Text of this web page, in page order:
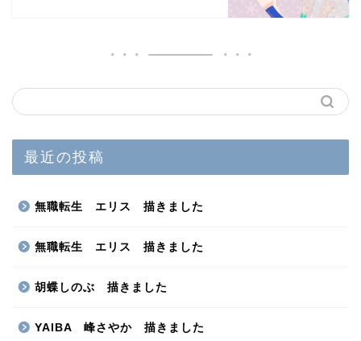
最近の投稿
無職転生 エリス 描きました
無職転生 エリス 描きました
胡蝶しのぶ 描きました
YAIBA 峰さやか 描きました